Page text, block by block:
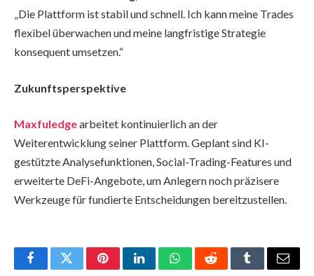
„Die Plattform ist stabil und schnell. Ich kann meine Trades
flexibel überwachen und meine langfristige Strategie
konsequent umsetzen.“
Zukunftsperspektive
Maxfuledgearbeitet kontinuierlich an der
Weiterentwicklung seiner Plattform. Geplant sind KI-
gestützte Analysefunktionen, Social-Trading-Features und
erweiterte DeFi-Angebote, um Anlegern noch präzisere
Werkzeuge für fundierte Entscheidungen bereitzustellen.
FacebookTwitterPinterestLinkedInWhatsAppRedditTumblrEmail